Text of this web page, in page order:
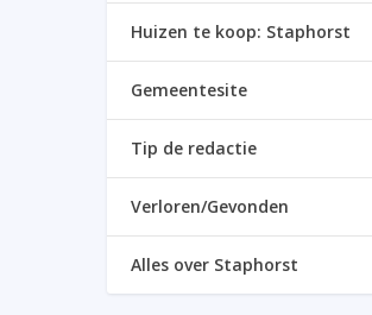
Huizen te koop: Staphorst
Gemeentesite
Tip de redactie
Verloren/Gevonden
Alles over Staphorst